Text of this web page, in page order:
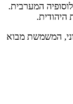
המערבית.
היהודית.
המשמשת מבוא